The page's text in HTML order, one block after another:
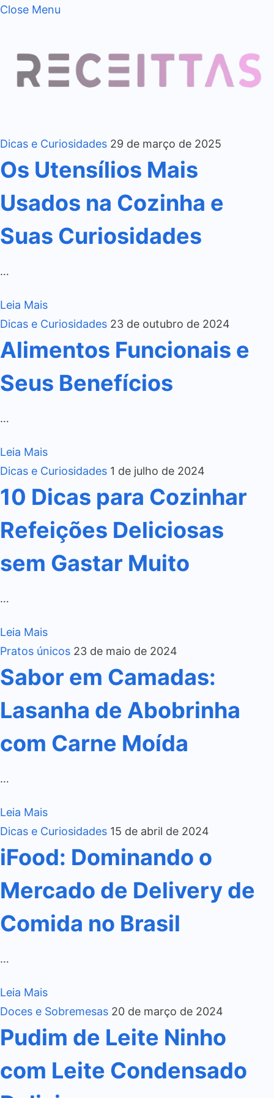
Close Menu
Dicas e Curiosidades 29 de março de 2025
Os Utensílios Mais
Usados na Cozinha e
Suas Curiosidades
…
Leia Mais
Dicas e Curiosidades 23 de outubro de 2024
Alimentos Funcionais e
Seus Benefícios
…
Leia Mais
Dicas e Curiosidades 1 de julho de 2024
10 Dicas para Cozinhar
Refeições Deliciosas
sem Gastar Muito
…
Leia Mais
Pratos únicos 23 de maio de 2024
Sabor em Camadas:
Lasanha de Abobrinha
com Carne Moída
…
Leia Mais
Dicas e Curiosidades 15 de abril de 2024
iFood: Dominando o
Mercado de Delivery de
Comida no Brasil
…
Leia Mais
Doces e Sobremesas 20 de março de 2024
Pudim de Leite Ninho
com Leite Condensado